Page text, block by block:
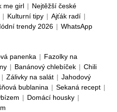
me girl | Nejtěžší české
| Kulturní tipy | Ajťák radí |
trendy 2026 | WhatsApp
panenka | Fazolky na
| Banánový chlebíček | Chili
| Zálivky na salát | Jahodový
bublanina | Sekaná recept |
| Domácí housky |